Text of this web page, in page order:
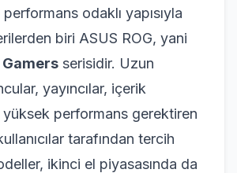
performans odaklı yapısıyla
biri ASUS ROG, yani
serisidir. Uzun
yayıncılar, içerik
performans gerektiren
tarafından tercih
ikinci el piyasasında da